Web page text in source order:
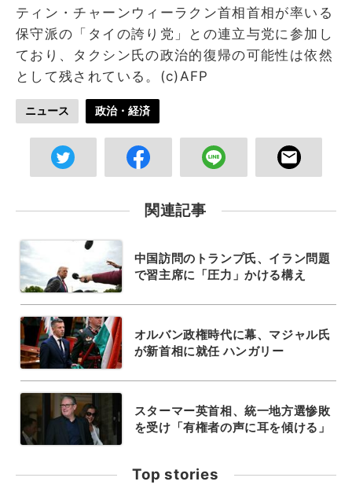
ティン・チャーンウィーラクン首相首相が率いる
保守派の「タイの誇り党」との連立与党に参加し
ており、タクシン氏の政治的復帰の可能性は依然
として残されている。(c)AFP
ニュース 政治・経済
関連記事
中国訪問のトランプ氏、イラン問題
で習主席に「圧力」かける構え
オルバン政権時代に幕、マジャル氏
が新首相に就任 ハンガリー
スターマー英首相、統一地方選惨敗
を受け「有権者の声に耳を傾ける」
Top stories